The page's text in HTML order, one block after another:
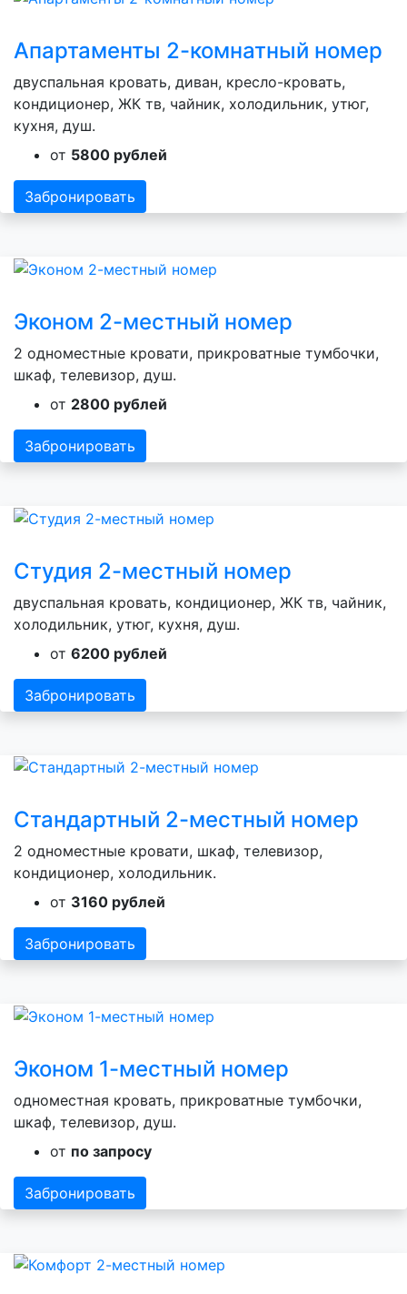
Апартаменты 2-комнатный номер
двуспальная кровать, диван, кресло-кровать,
кондиционер, ЖК тв, чайник, холодильник, утюг,
кухня, душ.
от 5800 рублей
Забронировать
Эконом 2-местный номер
2 одноместные кровати, прикроватные тумбочки,
шкаф, телевизор, душ.
от 2800 рублей
Забронировать
Студия 2-местный номер
двуспальная кровать, кондиционер, ЖК тв, чайник,
холодильник, утюг, кухня, душ.
от 6200 рублей
Забронировать
Стандартный 2-местный номер
2 одноместные кровати, шкаф, телевизор,
кондиционер, холодильник.
от 3160 рублей
Забронировать
Эконом 1-местный номер
одноместная кровать, прикроватные тумбочки,
шкаф, телевизор, душ.
от по запросу
Забронировать